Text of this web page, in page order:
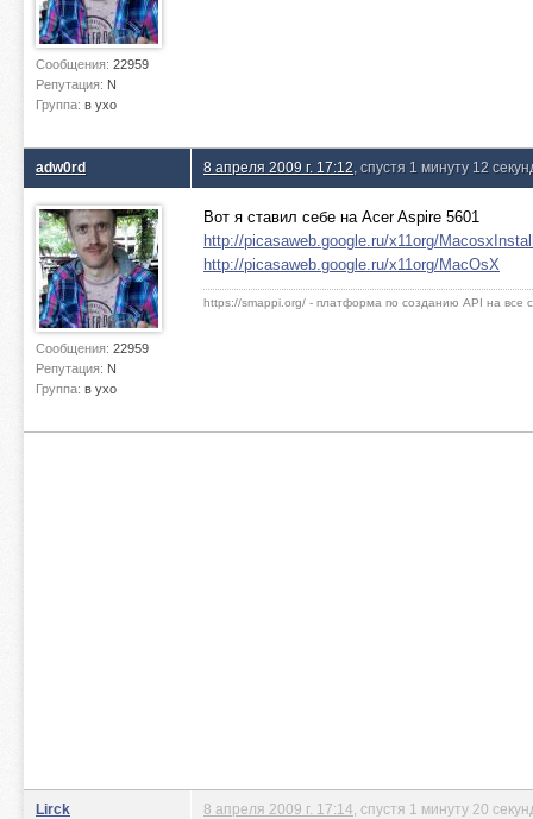
Сообщения: 22959
Репутация: N
Группа: в ухо
adw0rd
Сообщения: 22959
Репутация: N
Группа: в ухо
8 апреля 2009 г. 17:12 , спустя 1 минуту 12
Вот я ставил себе на Acer Aspire 5601
http://picasaweb.google.ru/x11org/
http://picasaweb.google.ru/x11org/MacOsX
https://smappi.org/ - платформа по созданию API на все
Lirck 8 апреля 2009 г. 17:14 , спустя 1 минуту 20